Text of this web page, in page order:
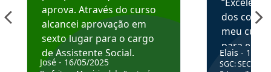
aprova. Através do curso
alcancei aprovação em
sexto lugar para o cargo
de Assistente Social.
Hoje estou atuando na
José - 16/05/2025
dos
meu
para
colocar
Elais - 15/
SGC: SEC BA